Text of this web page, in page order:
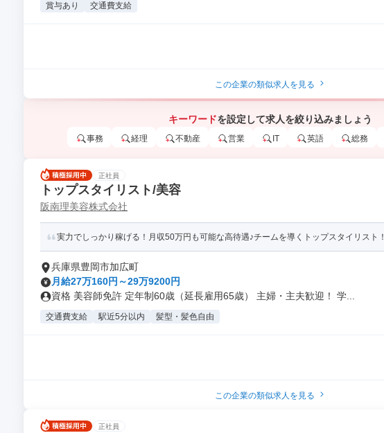
賞与あり 交通費支給
この企業の類似求人を見る
キーワードを設定して求人を絞り込みましょう
事務 経理 不動産 営業 IT 英語 総務
正社員
トップスタイリスト/美容
阪南理美容株式会社
実力でしっかり稼げる！月収50万円も可能な高待遇♪チームを導くトップスタイリスト！
兵庫県豊岡市加広町
月給27万160円～29万9200円
資格 美容師免許 定年制60歳（延長雇用65歳） 主婦・主夫歓迎！ 学...
交通費支給 駅近5分以内 髪型・髪色自由
この企業の類似求人を見る
正社員